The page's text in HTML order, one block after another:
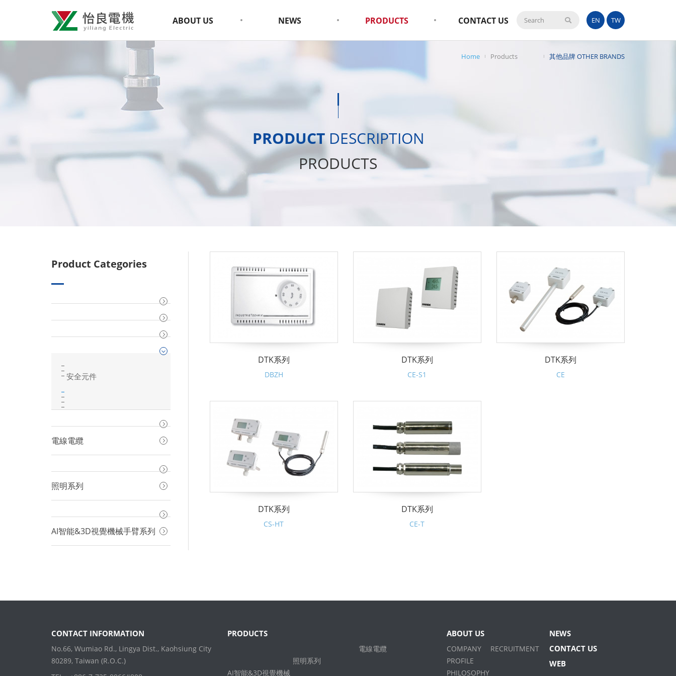
怡
良
機
司
EN TW
Search
站
導
覽
選
單
ABOUT US NEWS PRODUCTS CONTACT US
PRODUCTDESCRIPTION
PRODUCTS
Home Products 其他品牌 OTHER BRANDS
Product Categories
安全元件
電線電纜
照明系列
AI智能&3D視覺機械手臂系列
DTK系列
DBZH
DTK系列
CE-S1
DTK系列
CE
DTK系列
CS-HT
DTK系列
CE-T
CONTACT INFORMATION
No.66, Wumiao Rd., Lingya Dist., Kaohsiung City
80289, Taiwan (R.O.C.)
PRODUCTS
電線電纜
照明系列
AI智能&3D視覺機械
ABOUT US
COMPANY
PROFILE
PHILOSOPHY
RECRUITMENT
NEWS
CONTACT US
WEB